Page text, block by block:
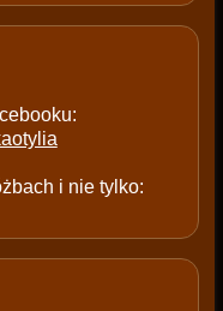
i nie tylko: